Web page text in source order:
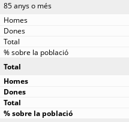
85 anys o més
Total